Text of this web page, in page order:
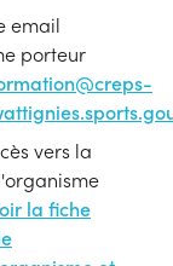
email
porteur
vers la
la fiche